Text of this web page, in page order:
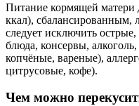
Питание кормящей
ккал), сбалансированным,
следует исключить
блюда, консервы,
копчёные, вареные),
цитрусовые, кофе).
Чем можно